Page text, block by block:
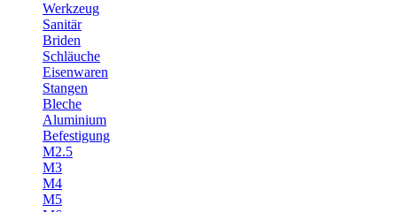
Werkzeug
Sanitär
Briden
Schläuche
Eisenwaren
Stangen
Bleche
Aluminium
Befestigung
M2.5
M3
M4
M5